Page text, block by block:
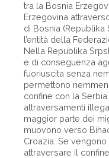
tra la Bosnia
Erzegovina
di Bosnia
l’entità della
Nella Republika
e di conseguenza
fuoriuscita senza
permettono
confine con la
attraversamenti
maggior parte dei
muovono verso
Croazia. Se
attraversare il